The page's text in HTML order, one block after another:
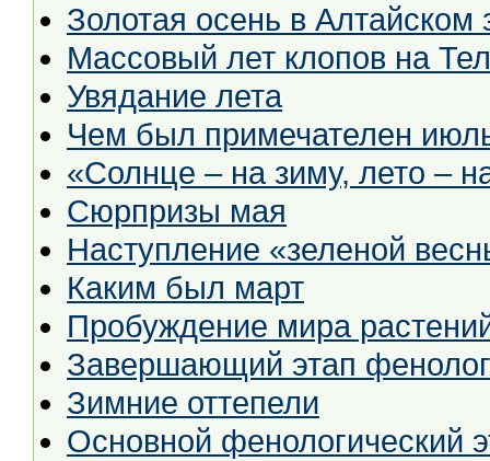
Золотая осень в Алтайском
Массовый лет клопов на
Увядание лета
Чем был примечателен
«Солнце – на зиму, лето –
Сюрпризы мая
Наступление «зеленой
Каким был март
Пробуждение мира
Завершающий этап
Зимние оттепели
Основной фенологический